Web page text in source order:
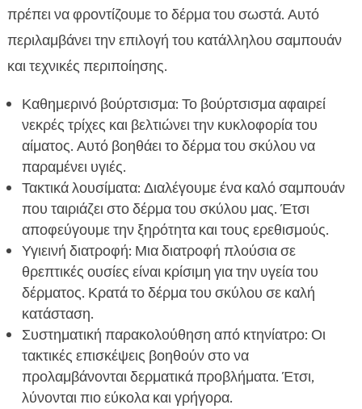
πρέπει να φροντίζουμε το δέρμα του σωστά. Αυτό
περιλαμβάνει την επιλογή του κατάλληλου σαμπουάν
και τεχνικές περιποίησης.
Καθημερινό βούρτσισμα: Το βούρτσισμα αφαιρεί
νεκρές τρίχες και βελτιώνει την κυκλοφορία του
αίματος. Αυτό βοηθάει το δέρμα του σκύλου να
παραμένει υγιές.
Τακτικά λουσίματα: Διαλέγουμε ένα καλό σαμπουάν
που ταιριάζει στο δέρμα του σκύλου μας. Έτσι
αποφεύγουμε την ξηρότητα και τους ερεθισμούς.
Υγιεινή διατροφή: Μια διατροφή πλούσια σε
θρεπτικές ουσίες είναι κρίσιμη για την υγεία του
δέρματος. Κρατά το δέρμα του σκύλου σε καλή
κατάσταση.
Συστηματική παρακολούθηση από κτηνίατρο: Οι
τακτικές επισκέψεις βοηθούν στο να
προλαμβάνονται δερματικά προβλήματα. Έτσι,
λύνονται πιο εύκολα και γρήγορα.